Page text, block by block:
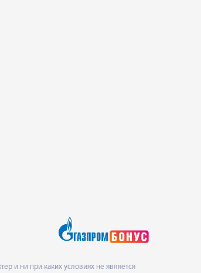
и ни при каких условиях не является